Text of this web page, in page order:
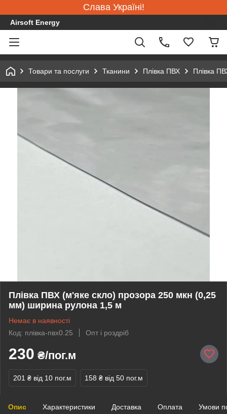
Слава Україні!
Airsoft Energy
Товари та послуги Тканини Плівка ПВХ Плівка
Плівка ПВХ (м'яке скло) прозора 250 мкн (0,25
мм) ширина рулона 1,5 м
Немає в наявності
Код: плівка-пвх0.25
Опт і роздріб
230 ₴/пог.м
201 ₴ від 10 пог.м 158 ₴ від 50 пог.м
Опис Характеристики Доставка Оплата Умови